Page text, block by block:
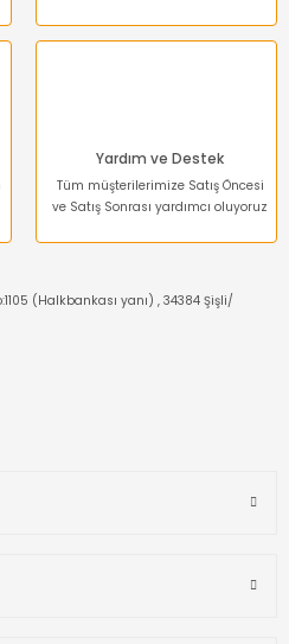
Yardım ve Destek
Tüm müşterilerimize Satış Öncesi
ve Satış Sonrası yardımcı oluyoruz
(Halkbankası yanı) , 34384 Şişli/